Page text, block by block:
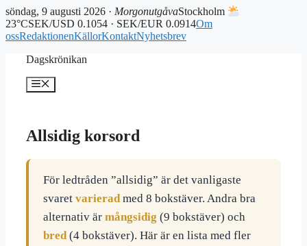
söndag, 9 augusti 2026 · MorgonutgåvaStockholm
23°CSEK/USD 0.1054 · SEK/EUR 0.0914Om
ossRedaktionenKällorKontaktNyhetsbrev
Dagskrönikan
Meny
Allsidig korsord
För ledtråden ”allsidig” är det vanligaste
svaret varieradmed 8 bokstäver. Andra bra
alternativ är mångsidig (9 bokstäver) och
bred(4 bokstäver). Här är en lista med fler